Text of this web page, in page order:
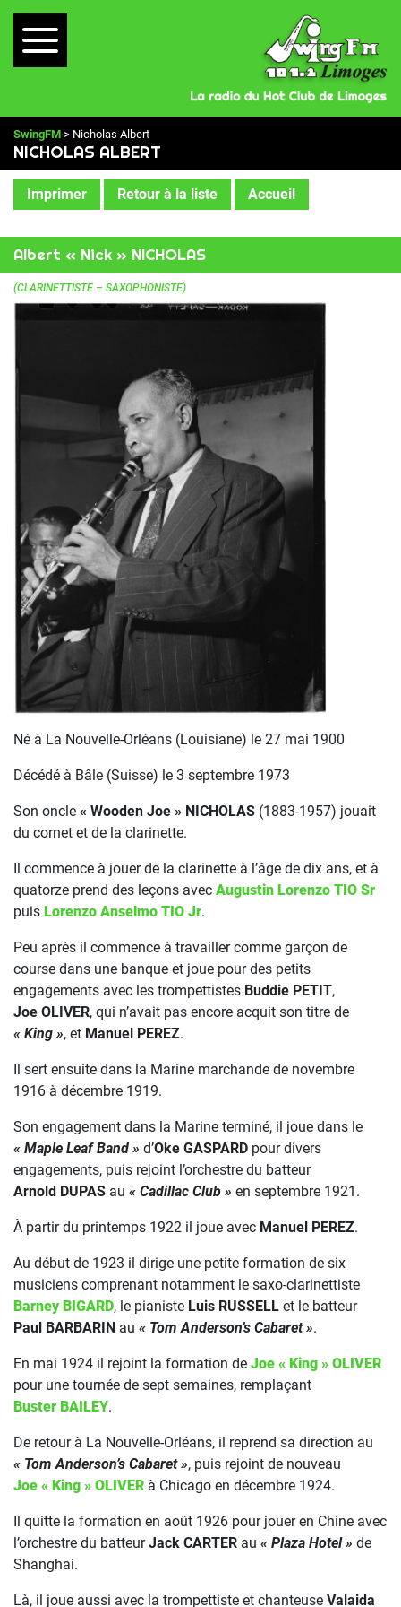
SwingFM > Nicholas Albert
NICHOLAS ALBERT
Imprimer Retour à la liste Accueil
Albert « Nick » NICHOLAS
(CLARINETTISTE – SAXOPHONISTE)
Né à La Nouvelle-Orléans (Louisiane) le 27 mai 1900
Décédé à Bâle (Suisse) le 3 septembre 1973
Son oncle « Wooden Joe » NICHOLAS (1883-1957) jouait
du cornet et de la clarinette.
Il commence à jouer de la clarinette à l’âge de dix ans, et à
quatorze prend des leçons avec Augustin Lorenzo TIO Sr
puis Lorenzo Anselmo TIO Jr.
Peu après il commence à travailler comme garçon de
course dans une banque et joue pour des petits
engagements avec les trompettistes Buddie PETIT,
Joe OLIVER, qui n’avait pas encore acquit son titre de
« King », et Manuel PEREZ.
Il sert ensuite dans la Marine marchande de novembre
1916 à décembre 1919.
Son engagement dans la Marine terminé, il joue dans le
« Maple Leaf Band » d’Oke GASPARD pour divers
engagements, puis rejoint l’orchestre du batteur
Arnold DUPAS au « Cadillac Club » en septembre 1921.
À partir du printemps 1922 il joue avec Manuel PEREZ.
Au début de 1923 il dirige une petite formation de six
musiciens comprenant notamment le saxo-clarinettiste
Barney BIGARD, le pianiste Luis RUSSELL et le batteur
Paul BARBARIN au « Tom Anderson’s Cabaret ».
En mai 1924 il rejoint la formation de Joe « King » OLIVER
pour une tournée de sept semaines, remplaçant
Buster BAILEY.
De retour à La Nouvelle-Orléans, il reprend sa direction au
« Tom Anderson’s Cabaret », puis rejoint de nouveau
Joe « King » OLIVER à Chicago en décembre 1924.
Il quitte la formation en août 1926 pour jouer en Chine avec
l’orchestre du batteurJack CARTER au « Plaza Hotel » de
Shanghai.
Là, il joue aussi avec la trompettiste et chanteuse Valaida